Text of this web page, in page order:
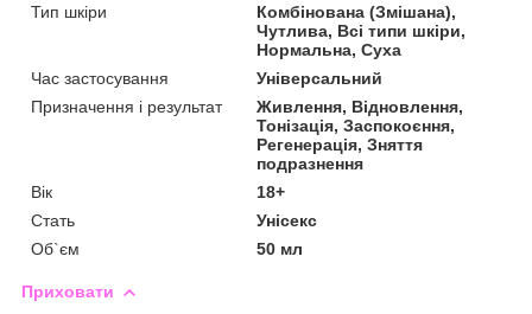
Тип шкіри
Комбінована (Змішана),
Чутлива, Всі типи шкіри,
Нормальна, Суха
Час застосування
Універсальний
Призначення і результат
Живлення, Відновлення,
Тонізація, Заспокоєння,
Регенерація, Зняття
подразнення
Вік
18+
Стать
Унісекс
Об`єм
50 мл
Приховати